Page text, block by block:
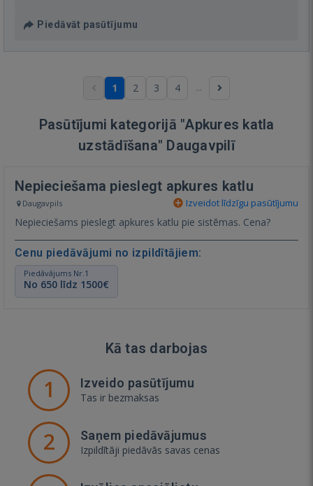
Piedāvāt pasūtījumu
1 2 3 4 ...
Pasūtījumi kategorijā "Apkures katla
uzstādīšana" Daugavpilī
Nepieciešama pieslegt apkures katlu
Daugavpils Izveidot līdzīgu pasūtījumu
Nepieciešams pieslegt apkures katlu pie sistēmas. Cena?
Cenu piedāvājumi no izpildītājiem:
Piedāvājums Nr.1
No 650 līdz 1500€
Kā tas darbojas
1 Izveido pasūtījumu
Tas ir bezmaksas
2 Saņem piedāvājumus
Izpildītāji piedāvās savas cenas